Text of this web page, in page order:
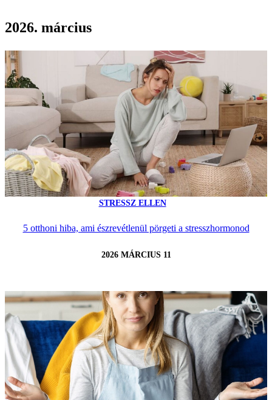
2026. március
STRESSZ ELLEN
5 otthoni hiba, ami észrevétlenül pörgeti a stresszhormonod
2026 MÁRCIUS 11